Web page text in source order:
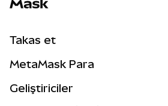
Takas et
Perps
MetaMask Para
Geliştiriciler